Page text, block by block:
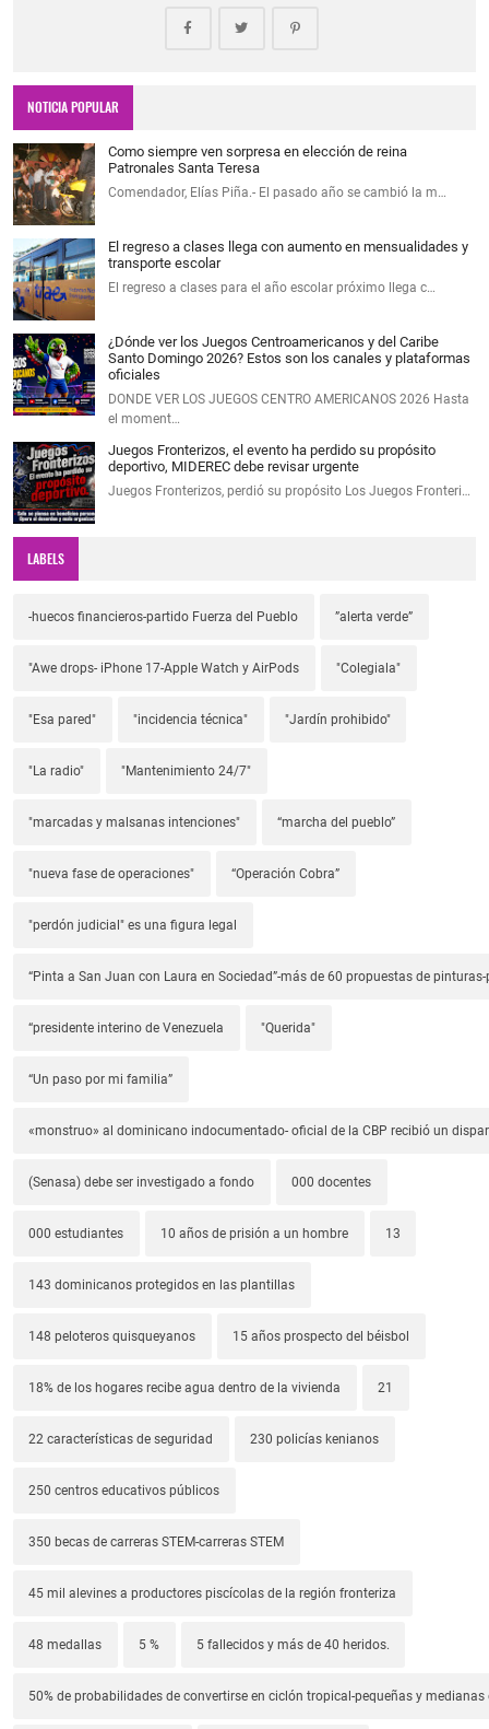
NOTICIA POPULAR
Como siempre ven sorpresa en elección de reina
Patronales Santa Teresa
Comendador, Elías Piña.- El pasado año se cambió la m…
El regreso a clases llega con aumento en mensualidades y
transporte escolar
El regreso a clases para el año escolar próximo llega c…
¿Dónde ver los Juegos Centroamericanos y del Caribe
Santo Domingo 2026? Estos son los canales y plataformas
oficiales
DONDE VER LOS JUEGOS CENTRO AMERICANOS 2026 Hasta
el moment…
Juegos Fronterizos, el evento ha perdido su propósito
deportivo, MIDEREC debe revisar urgente
Juegos Fronterizos, perdió su propósito Los Juegos Fronteri…
LABELS
-huecos financieros-partido Fuerza del Pueblo ”alerta verde”
"Awe drops- iPhone 17-Apple Watch y AirPods "Colegiala"
"Esa pared" "incidencia técnica" "Jardín prohibido"
"La radio" "Mantenimiento 24/7"
"marcadas y malsanas intenciones" “marcha del pueblo”
"nueva fase de operaciones" “Operación Cobra”
"perdón judicial" es una figura legal
“Pinta a San Juan con Laura en Sociedad”-más de 60 propuestas de
“presidente interino de Venezuela "Querida"
“Un paso por mi familia”
«monstruo» al dominicano indocumentado- oficial de la CBP recibió un
(Senasa) debe ser investigado a fondo 000 docentes
000 estudiantes 10 años de prisión a un hombre 13
143 dominicanos protegidos en las plantillas
148 peloteros quisqueyanos 15 años prospecto del béisbol
18% de los hogares recibe agua dentro de la vivienda 21
22 características de seguridad 230 policías kenianos
250 centros educativos públicos
350 becas de carreras STEM-carreras STEM
45 mil alevines a productores piscícolas de la región fronteriza
48 medallas 5 % 5 fallecidos y más de 40 heridos.
50% de probabilidades de convertirse en ciclón tropical-pequeñas y